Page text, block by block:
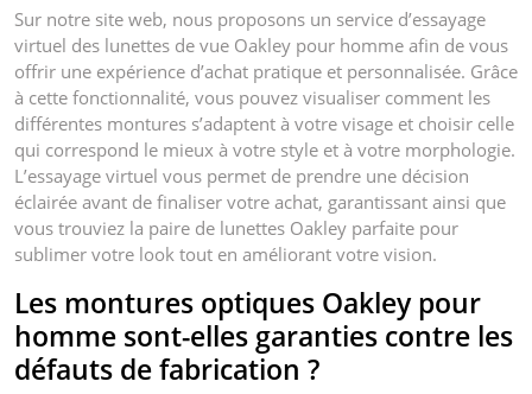
Sur notre site web, nous proposons un service d’essayage
virtuel des lunettes de vue Oakley pour homme afin de vous
offrir une expérience d’achat pratique et personnalisée. Grâce
à cette fonctionnalité, vous pouvez visualiser comment les
différentes montures s’adaptent à votre visage et choisir celle
qui correspond le mieux à votre style et à votre morphologie.
L’essayage virtuel vous permet de prendre une décision
éclairée avant de finaliser votre achat, garantissant ainsi que
vous trouviez la paire de lunettes Oakley parfaite pour
sublimer votre look tout en améliorant votre vision.
Les montures optiques Oakley pour
homme sont-elles garanties contre les
défauts de fabrication ?